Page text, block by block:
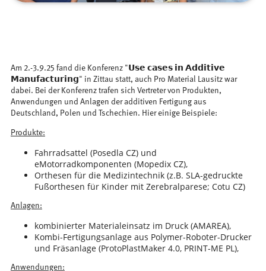
Am 2.-3.9.25 fand die Konferenz "𝗨𝘀𝗲 𝗰𝗮𝘀𝗲𝘀 𝗶𝗻 𝗔𝗱𝗱𝗶𝘁𝗶𝘃𝗲
𝗠𝗮𝗻𝘂𝗳𝗮𝗰𝘁𝘂𝗿𝗶𝗻𝗴" in Zittau statt, auch Pro Material Lausitz war
dabei. Bei der Konferenz trafen sich Vertreter von Produkten,
Anwendungen und Anlagen der additiven Fertigung aus
Deutschland, Polen und Tschechien. Hier einige Beispiele:
Produkte:
Fahrradsattel (Posedla CZ) und
eMotorradkomponenten (Mopedix CZ),
Orthesen für die Medizintechnik (z.B. SLA-gedruckte
Fußorthesen für Kinder mit Zerebralparese; Cotu CZ)
Anlagen:
kombinierter Materialeinsatz im Druck (AMAREA),
Kombi-Fertigungsanlage aus Polymer-Roboter-Drucker
und Fräsanlage (ProtoPlastMaker 4.0, PRINT-ME PL),
Anwendungen: